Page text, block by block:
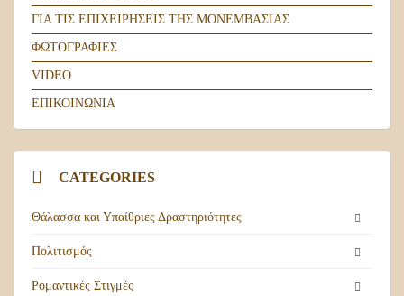
ΓΙΑ ΤΙΣ ΕΠΙΧΕΙΡΉΣΕΙΣ ΤΗΣ ΜΟΝΕΜΒΑΣΙΆΣ
ΦΩΤΟΓΡΑΦΊΕΣ
VIDEO
ΕΠΙΚΟΙΝΩΝΊΑ
CATEGORIES
Θάλασσα και Υπαίθριες Δραστηριότητες
Πολιτισμός
Ρομαντικές Στιγμές